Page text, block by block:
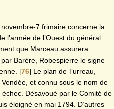
7 frimaire concerne la
l’armée de l’Ouest du général
que Marceau assurera
Barère, Robespierre le signe
[76] Le plan de Turreau,
et connu sous le nom de
échec. Désavoué par le Comité de
éloigné en mai 1794. D’autres